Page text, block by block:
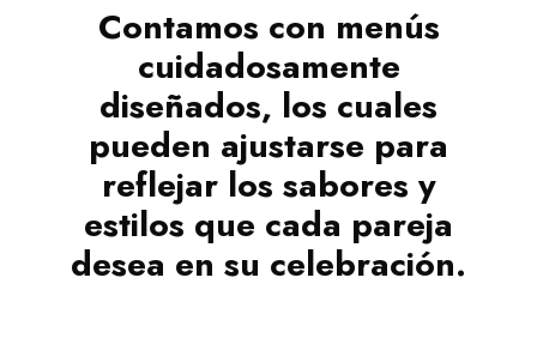
Contamos con menús
cuidadosamente
diseñados, los cuales
pueden ajustarse para
reflejar los sabores y
estilos que cada pareja
desea en su celebración.